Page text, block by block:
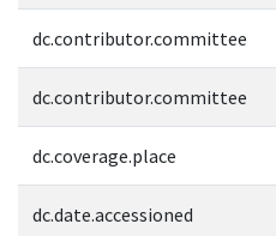
dc.contributor.committee
dc.contributor.committee
dc.coverage.place
dc.date.accessioned